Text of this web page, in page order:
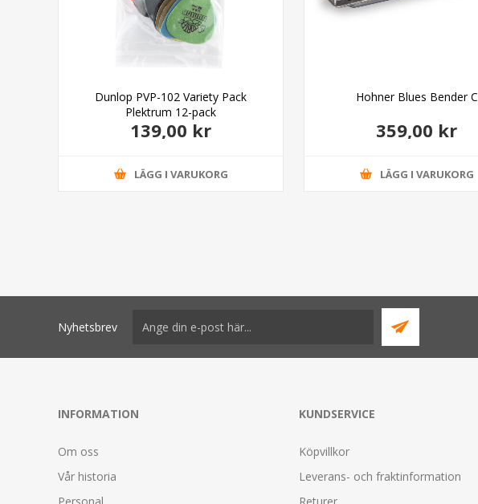
Dunlop PVP-102 Variety Pack
Plektrum 12-pack
139,00 kr
LÄGG I VARUKORG
Hohner Blues Bender C
359,00 kr
LÄGG I VARUKORG
Nyhetsbrev
INFORMATION
Om oss
Vår historia
KUNDSERVICE
Köpvillkor
Leverans- och fraktinformation